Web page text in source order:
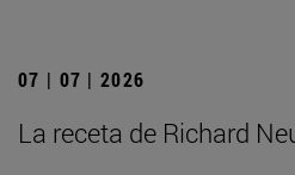
07 | 07 | 2026
La receta de Richard